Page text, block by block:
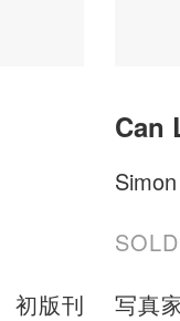
初版刊
Can
写真